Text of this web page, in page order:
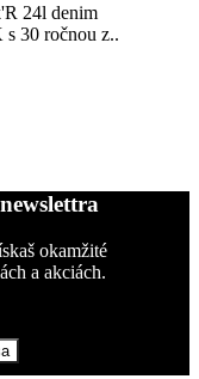
24l denim
30 ročnou z..
okamžité
a akciách.